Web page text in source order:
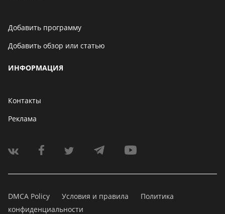
Добавить программу
Добавить обзор или статью
ИНФОРМАЦИЯ
Контакты
Реклама
DMCA Policy Условия и правила
Политика
конфиденциальности